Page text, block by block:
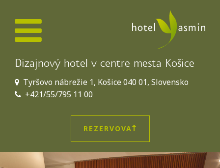
Dizajnový hotel v centre mesta Košice
Tyršovo nábrežie 1, Košice 040 01, Slovensko
+421/55/795 11 00
REZERVOVAŤ